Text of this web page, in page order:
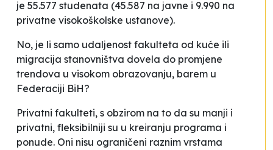
je 55.577 studenata (45.587 na javne i 9.990 na
privatne visokoškolske ustanove).
No, je li samo udaljenost fakulteta od kuće ili
migracija stanovništva dovela do promjene
trendova u visokom obrazovanju, barem u
Federaciji BiH?
Privatni fakulteti, s obzirom na to da su manji i
privatni, fleksibilniji su u kreiranju programa i
ponude. Oni nisu ograničeni raznim vrstama